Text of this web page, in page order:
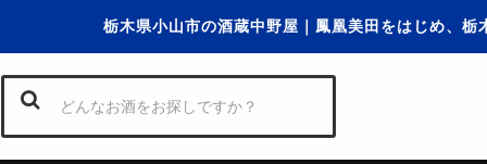
栃木県小山市の酒蔵中野屋｜鳳凰美田をはじめ、